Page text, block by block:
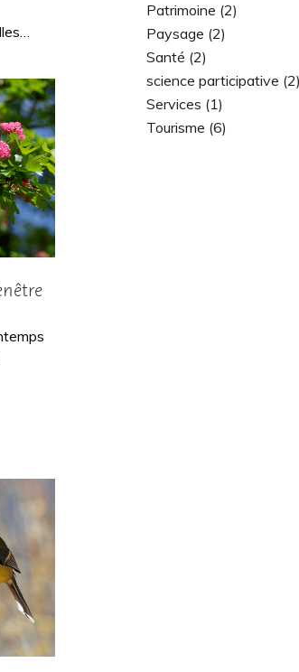
Patrimoine (2)
Paysage (2)
Santé (2)
science participative (2)
Services (1)
Tourisme (6)